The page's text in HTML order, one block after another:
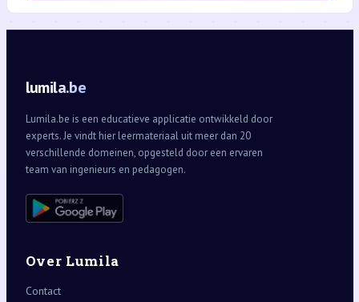
lumila.be
Lumila.be is een educatieve applicatie ontwikkeld door
experts. Je vindt hier leermateriaal uit meer dan 20
verschillende domeinen, opgesteld door een ervaren
team van ingenieurs en pedagogen.
Over Lumila
Contact